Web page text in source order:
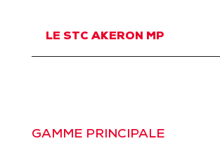
LE STC AKERON MP
GAMME PRINCIPALE